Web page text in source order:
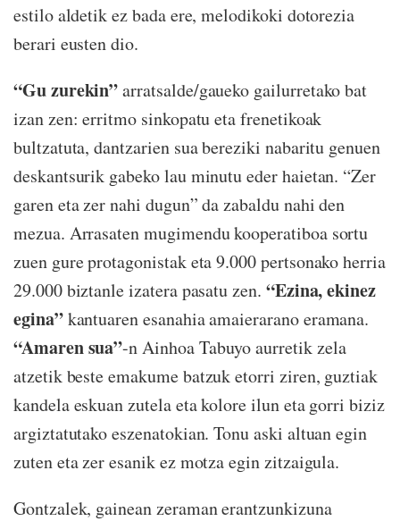
estilo aldetik ez bada ere, melodikoki dotorezia
berari eusten dio.
“Gu zurekin”arratsalde/gaueko gailurretako bat
izan zen: erritmo sinkopatu eta frenetikoak
bultzatuta, dantzarien sua bereziki nabaritu genuen
deskantsurik gabeko lau minutu eder haietan. “Zer
garen eta zer nahi dugun” da zabaldu nahi den
mezua. Arrasaten mugimendu kooperatiboa sortu
zuen gure protagonistak eta 9.000 pertsonako herria
29.000 biztanle izatera pasatu zen. “Ezina, ekinez
egina”kantuaren esanahia amaierarano eramana.
“Amaren sua”-n Ainhoa Tabuyo aurretik zela
atzetik beste emakume batzuk etorri ziren, guztiak
kandela eskuan zutela eta kolore ilun eta gorri biziz
argiztatutako eszenatokian. Tonu aski altuan egin
zuten eta zer esanik ez motza egin zitzaigula.
Gontzalek, gainean zeraman erantzunkizuna